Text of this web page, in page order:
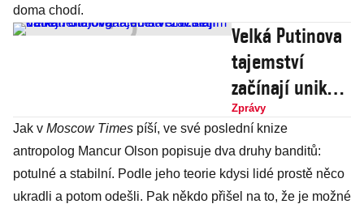
doma chodí.
Velká Putinova
tajemství
začínají unikat.
Utajovaná
dcera si vzala
nadějného
oligarchu a
Zprávy
Jak v Moscow Times píší, ve své poslední knize
antropolog Mancur Olson popisuje dva druhy banditů:
potulné a stabilní. Podle jeho teorie kdysi lidé prostě něco
ukradli a potom odešli. Pak někdo přišel na to, že je možné